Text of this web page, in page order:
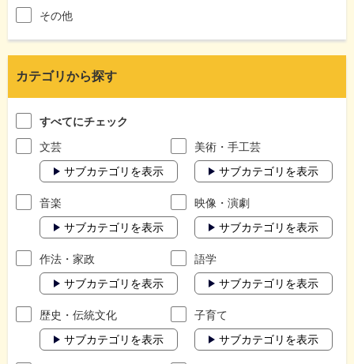
その他
カテゴリから探す
すべてにチェック
文芸
サブカテゴリを表示
美術・手工芸
サブカテゴリを表示
音楽
サブカテゴリを表示
映像・演劇
サブカテゴリを表示
作法・家政
サブカテゴリを表示
語学
サブカテゴリを表示
歴史・伝統文化
サブカテゴリを表示
子育て
サブカテゴリを表示